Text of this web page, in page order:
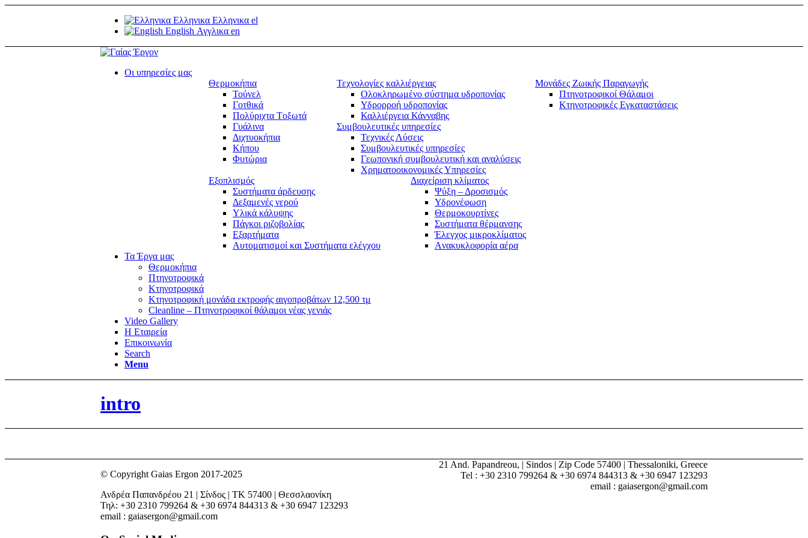
Ελληνικα Ελληνικα el
English Αγγλικα en
Οι υπηρεσίες μας
Θερμοκήπια
Τούνελ
Γοτθικά
Πολύριχτα Tοξωτά
Γυάλινα
Διχτυοκήπια
Κήπου
Φυτώρια
Τεχνολογίες καλλιέργειας
Ολοκληρωμένο σύστημα υδροπονίας
Υδρορροή υδροπονίας
Καλλιέργεια Κάνναβης
Μονάδες Ζωικής Παραγωγής
Πτηνοτροφικοί Θάλαμοι
Κτηνοτροφικές Εγκαταστάσεις
Συμβουλευτικές υπηρεσίες
Τεχνικές Λύσεις
Συμβουλευτικές υπηρεσίες
Γεωπονική συμβουλευτική και αναλύσεις
Χρηματοοικονομικές Υπηρεσίες
Εξοπλισμός
Συστήματα άρδευσης
Δεξαμενές νερού
Υλικά κάλυψης
Πάγκοι ριζοβολίας
Εξαρτήματα
Αυτοματισμοί και Συστήματα ελέγχου
Διαχείριση κλίματος
Ψύξη – Δροσισμός
Υδρονέφωση
Θερμοκουρτίνες
Συστήματα θέρμανσης
Έλεγχος μικροκλίματος
Aνακυκλοφορία αέρα
Τα Έργα μας
Θερμοκήπια
Πτηνοτροφικά
Κτηνοτροφικά
Κτηνοτροφική μονάδα εκτροφής αιγοπροβάτων 12,500 τμ
Cleanline – Πτηνοτροφικοί θάλαμοι νέας γενιάς
Video Gallery
Η Εταιρεία
Επικοινωνία
Search
Menu
intro
© Copyright Gaias Ergon 2017-2025
Ανδρέα Παπανδρέου 21 | Σίνδος | ΤΚ 57400 | Θεσσλαονίκη
Τηλ: +30 2310 799264 & +30 6974 844313 & +30 6947 123293
email : gaiasergon@gmail.com
21 And. Papandreou, | Sindos | Zip Code 57400 | Thessaloniki, Greece
Tel : +30 2310 799264 & +30 6974 844313 & +30 6947 123293
email : gaiasergon@gmail.com